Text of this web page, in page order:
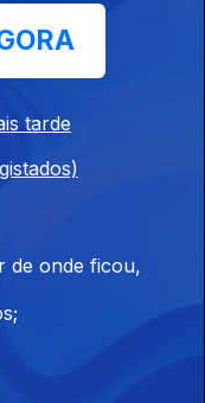
10 dez. 2025
Solange Vieira
09 dez. 2025
tarde
de onde ficou,